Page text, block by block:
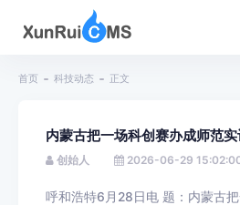
首页 科技动态 正文
内蒙古把一场科创赛办成师范
创始人 2026-06-29
呼和浩特6月28日电 题：内蒙古